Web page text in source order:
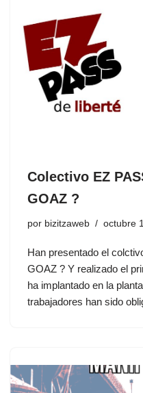
Colectivo EZ
GOAZ ?
por bizitzaweb octubre
Han presentado el
GOAZ ? Y realizado el
ha implantado en la
trabajadores han sido